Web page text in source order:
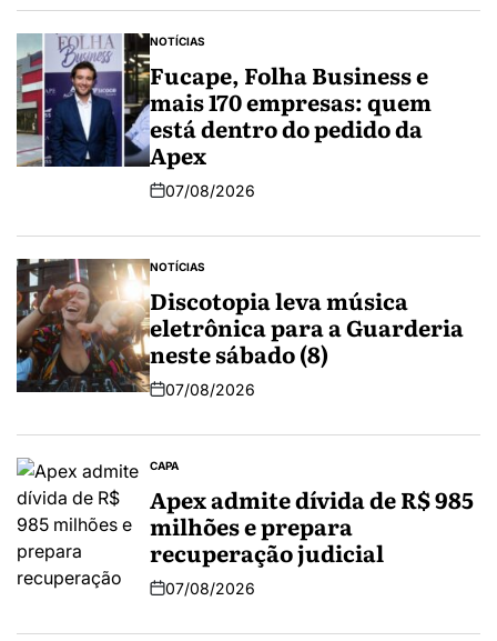
NOTÍCIAS
Fucape, Folha Business e
mais 170 empresas: quem
está dentro do pedido da
Apex
07/08/2026
NOTÍCIAS
Discotopia leva música
eletrônica para a Guarderia
neste sábado (8)
07/08/2026
CAPA
Apex admite dívida de R$ 985
milhões e prepara
recuperação judicial
07/08/2026